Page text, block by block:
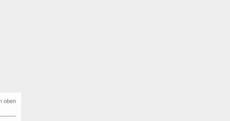
oben